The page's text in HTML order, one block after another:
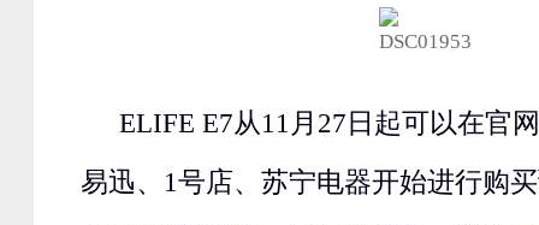
ELIFE E7从11月27日起可以在官
易迅、1号店、苏宁电器开始进行购